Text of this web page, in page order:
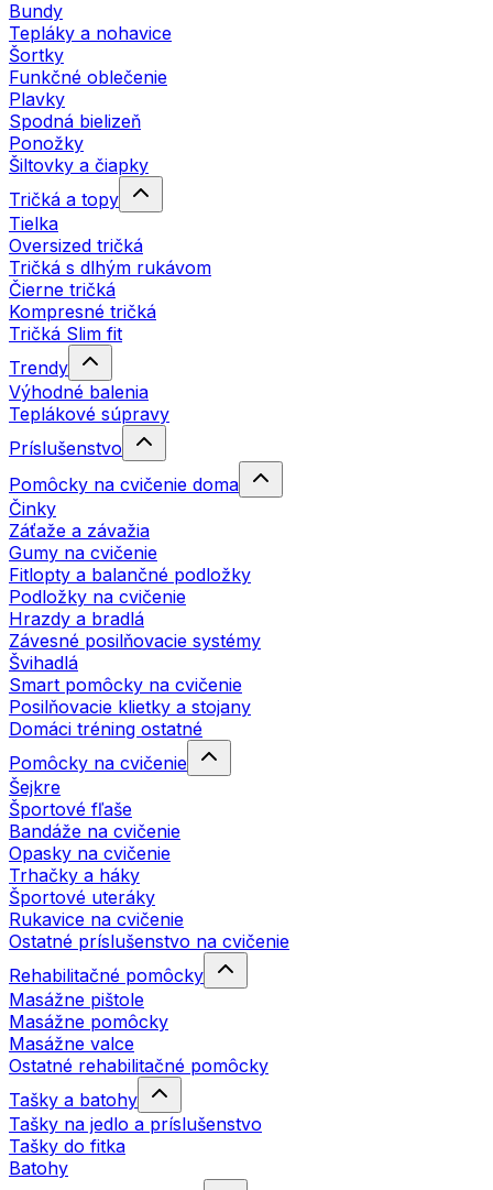
Bundy
Tepláky a nohavice
Šortky
Funkčné oblečenie
Plavky
Spodná bielizeň
Ponožky
Šiltovky a čiapky
Tričká a topy
Tielka
Oversized tričká
Tričká s dlhým rukávom
Čierne tričká
Kompresné tričká
Tričká Slim fit
Trendy
Výhodné balenia
Teplákové súpravy
Príslušenstvo
Pomôcky na cvičenie doma
Činky
Záťaže a závažia
Gumy na cvičenie
Fitlopty a balančné podložky
Podložky na cvičenie
Hrazdy a bradlá
Závesné posilňovacie systémy
Švihadlá
Smart pomôcky na cvičenie
Posilňovacie klietky a stojany
Domáci tréning ostatné
Pomôcky na cvičenie
Šejkre
Športové fľaše
Bandáže na cvičenie
Opasky na cvičenie
Trhačky a háky
Športové uteráky
Rukavice na cvičenie
Ostatné príslušenstvo na cvičenie
Rehabilitačné pomôcky
Masážne pištole
Masážne pomôcky
Masážne valce
Ostatné rehabilitačné pomôcky
Tašky a batohy
Tašky na jedlo a príslušenstvo
Tašky do fitka
Batohy